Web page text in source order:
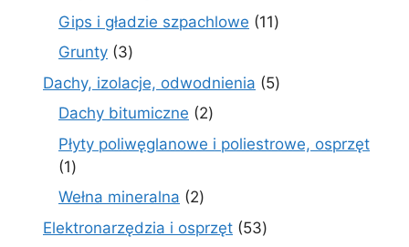
produktów
Gips i gładzie szpachlowe 1111
Grunty 33
produkty
Dachy, izolacje, odwodnienia 55
Dachy bitumiczne 22
produkty
Płyty poliwęglanowe i poliestrowe, osprzęt
11
produkt
Wełna mineralna 22
produkty
Elektronarzędzia i osprzęt 5353